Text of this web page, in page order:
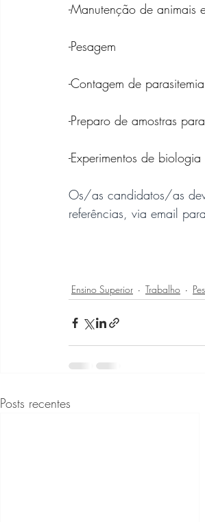
-Manutenção de animais
-Pesagem
-Contagem de parasitemia
-Preparo de amostras
-Experimentos de
Os/as candidatos/as
referências, via email
Ensino Superior Trabalho
Posts recentes